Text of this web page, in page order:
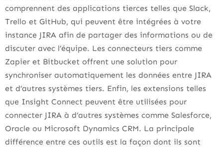
comprennent des applications tierces telles que Slack,
Trello et GitHub, qui peuvent être intégrées à votre
instance JIRA afin de partager des informations ou de
discuter avec l’équipe. Les connecteurs tiers comme
Zapier et Bitbucket offrent une solution pour
synchroniser automatiquement les données entre JIRA
et d’autres systèmes tiers. Enfin, les extensions telles
que Insight Connect peuvent être utilisées pour
connecter JIRA à d’autres systèmes comme Salesforce,
Oracle ou Microsoft Dynamics CRM. La principale
différence entre ces outils est la façon dont ils sont